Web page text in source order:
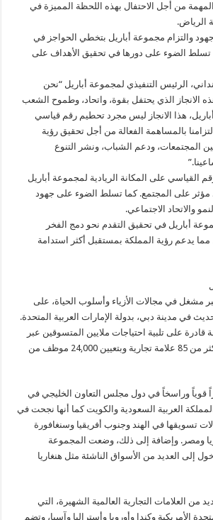
من أجل الاحتفال بهذه اللحظة المميزة في
والتزام مجموعة أباريل بتخطي الحواجز في
الضوء على دورها في تحقيق الأهداف على
الرئيس التنفيذي لمجموعة أباريل “نحن
الذي يحتفل بقوة، واتحاد، وطموح الشعب
هذا الانجاز ليس مجرد تحطيم رقم قياسي
بالمساهمة الفعالة من أجل تحقيق رؤية
تمكين المجتمعات، ودعم الشباب، ونشر التنوع
على المكانة الريادية لمجموعة أباريل
على المجتمع. كما تسلط الضوء على جهود
الاجتماعي.
أباريل في تحقيق التقدم نحو دمج الفخر
يدعم رؤية المملكة بمستقبل أكثر استدامة
في مجالات الأزياء وأسلوب الحياة، على
في مدينة دبي، بدولة الإمارات العربية المتحدة.
على تلبية احتياجات ملايين المتسوقين عبر
أكثر من 2,300 متجراً وأكثر من 85 علامة تجارية وبتعيين 24,000 موظف من
وراسخاً في دول مجلس التعاون الخليجي في
العربية السعودية والكويت كما أنها نجحت في
تسويقها في الهند وجنوب أفريقيا وسنغافورة
ومصر. وإضافة إلى ذلك، وضعت المجموعة
العديد من الأسواق الناشئة مثل هنغاريا
العلامات التجارية العالمية الشهيرة، التي
الأمريكية وكندا وأوروبا وأستراليا وآسيا، وتضم